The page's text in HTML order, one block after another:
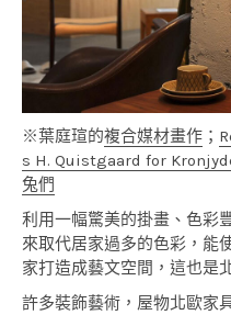
※葉庭瑄的複合媒材畫作 ；
s H. Quistgaard for
兔們
利用一幅驚美的掛畫、色彩
來取代居家過多的色彩，能
家打造成藝文空間，這也是
許多裝飾藝術，屋物北歐家